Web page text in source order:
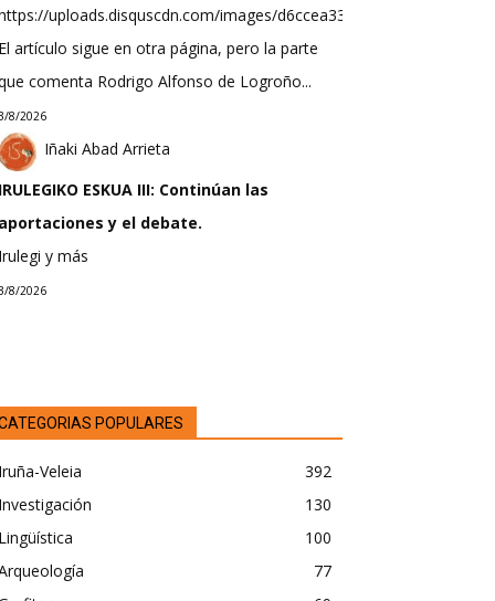
uploads.disquscdn.com/images/
artículo sigue en otra página, pero la parte
comenta Rodrigo Alfonso de Logroño...
8/2026
Iñaki Abad Arrieta
ESKUA III: Continúan las
y el debate.
y más
8/2026
POPULARES
Veleia
392
130
100
77